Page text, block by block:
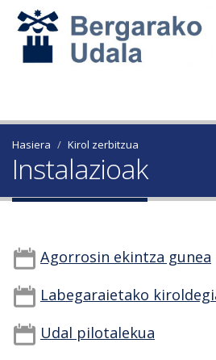
Hasiera Kirol zerbitzua
Instalazioak
Agorrosin ekintza gunea
Labegaraietako
Udal pilotalekua